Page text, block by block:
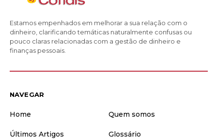
Estamos empenhados em melhorar a sua relação com o
dinheiro, clarificando temáticas naturalmente confusas ou
pouco claras relacionadas com a gestão de dinheiro e
finanças pessoais.
NAVEGAR
Home Quem somos
Últimos Artigos
Glossário